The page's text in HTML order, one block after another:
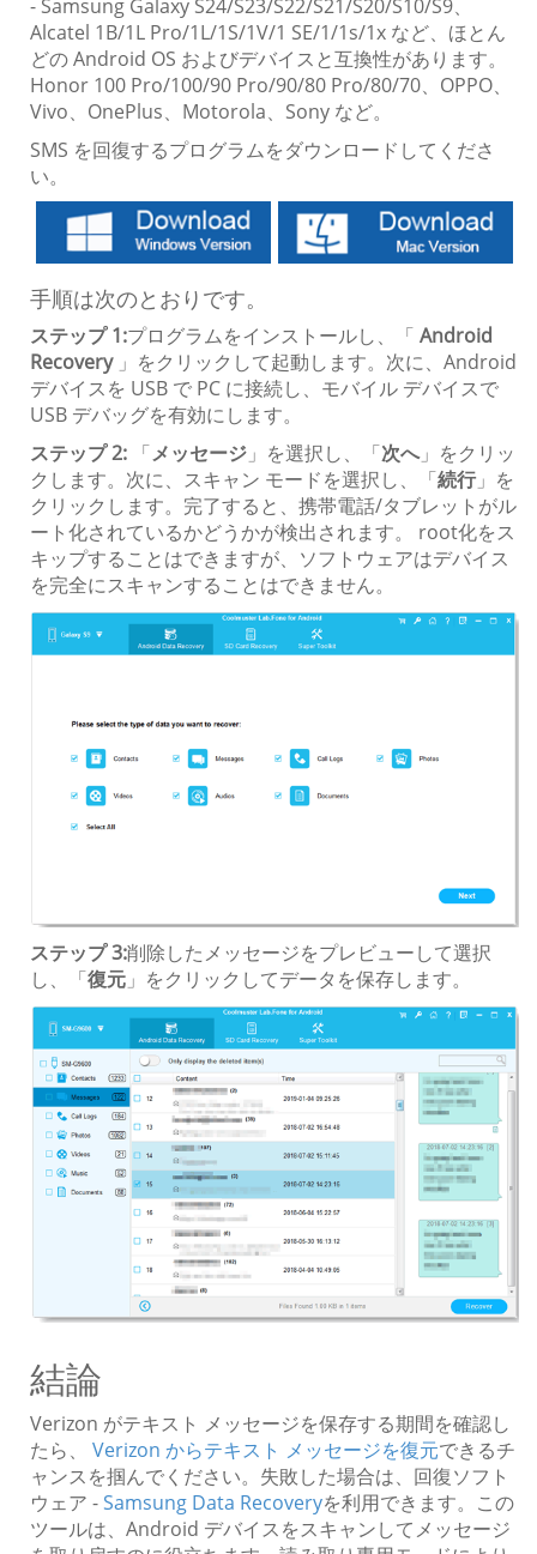
- Samsung Galaxy S24/S23/S22/S21/S20/S10/S9、
Alcatel 1B/1L Pro/1L/1S/1V/1 SE/1/1s/1x など、ほとん
どの Android OS およびデバイスと互換性があります。
Honor 100 Pro/100/90 Pro/90/80 Pro/80/70、OPPO、
Vivo、OnePlus、Motorola、Sony など。
SMS を回復するプログラムをダウンロードしてくださ
い。
手順は次のとおりです。
ステップ 1:プログラムをインストールし、「 Android
Recovery」をクリックして起動します。次に、Android
デバイスを USB で PC に接続し、モバイル デバイスで
USB デバッグを有効にします。
ステップ 2: 「メッセージ 」を選択し、「次へ」をクリッ
クします。次に、スキャン モードを選択し、「続行」を
クリックします。完了すると、携帯電話/タブレットがル
ート化されているかどうかが検出されます。 root化をス
キップすることはできますが、ソフトウェアはデバイス
を完全にスキャンすることはできません。
ステップ 3:削除したメッセージをプレビューして選択
し、「復元 」をクリックしてデータを保存します。
結論
Verizon がテキスト メッセージを保存する期間を確認し
たら、 Verizon からテキスト メッセージを復元できるチ
ャンスを掴んでください。失敗した場合は、回復ソフト
ウェア -Samsung Data Recoveryを利用できます。この
ツールは、Android デバイスをスキャンしてメッセージ